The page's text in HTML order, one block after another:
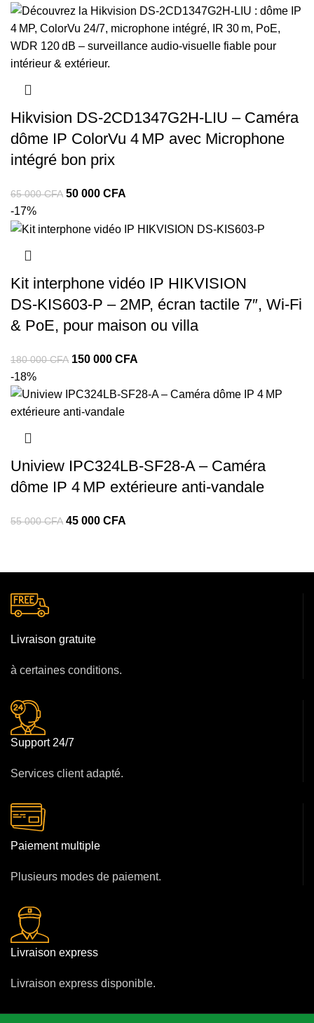
Hikvision DS‑2CD1347G2H‑LIU – Caméra
dôme IP ColorVu 4 MP avec Microphone
intégré bon prix
65 000CFA 50 000 CFA
-17%
Kit interphone vidéo IP HIKVISION
DS‑KIS603‑P – 2MP, écran tactile 7″, Wi-Fi
& PoE, pour maison ou villa
180 000CFA 150 000 CFA
-18%
Uniview IPC324LB‑SF28‑A – Caméra
dôme IP 4 MP extérieure anti‑vandale
55 000CFA 45 000 CFA
Livraison gratuite
à certaines conditions.
Support 24/7
Services client adapté.
Paiement multiple
Plusieurs modes de paiement.
Livraison express
Livraison express disponible.